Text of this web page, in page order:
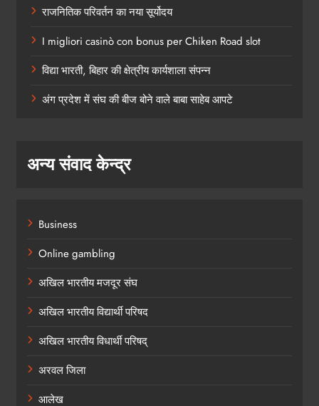
राजनितिक परिवर्तन का नया सूर्योदय
I migliori casinò con bonus per Chiken Road slot
विद्या भारती, बिहार की क्षेत्रीय कार्यशाला संपन्न
अंग प्रदेश में संघ की बीज बोने वाले बाबा साहेब आपटे
अन्य संवाद केन्द्र
Business
Online gambling
अखिल भारतीय मजदूर संघ
अखिल भारतीय विद्यार्थी परिषद
अखिल भारतीय विधार्थी परिषद्
अरवल जिला
आलेख